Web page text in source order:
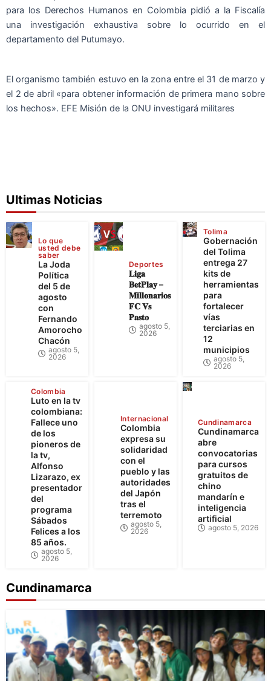
para los Derechos Humanos en Colombia pidió a la Fiscalía
una investigación exhaustiva sobre lo ocurrido en el
departamento del Putumayo.
El organismo también estuvo en la zona entre el 31 de marzo y
el 2 de abril «para obtener información de primera mano sobre
los hechos». EFE Misión de la ONU investigará militares
Ultimas Noticias
Lo que
usted debe
saber
La Joda
Política
del 5 de
agosto
con
Fernando
Amorocho
Chacón
agosto 5,
2026
Deportes
𝐋𝐢𝐠𝐚
𝐁𝐞𝐭𝐏𝐥𝐚𝐲 –
𝐌𝐢𝐥𝐥𝐨𝐧𝐚𝐫𝐢𝐨𝐬
𝐅𝐂 𝐕𝐬
𝐏𝐚𝐬𝐭𝐨
agosto 5,
2026
Tolima
Gobernación
del Tolima
entrega 27
kits de
herramientas
para
fortalecer
vías
terciarias en
12
municipios
agosto 5,
2026
Colombia
Luto en la tv
colombiana:
Fallece uno
de los
pioneros de
la tv,
Alfonso
Lizarazo, ex
presentador
del
programa
Sábados
Felices a los
85 años.
agosto 5,
2026
Internacional
Colombia
expresa su
solidaridad
con el
pueblo y las
autoridades
del Japón
tras el
terremoto
agosto 5,
2026
Cundinamarca
Cundinamarca
abre
convocatorias
para cursos
gratuitos de
chino
mandarín e
inteligencia
artificial
agosto 5, 2026
Cundinamarca